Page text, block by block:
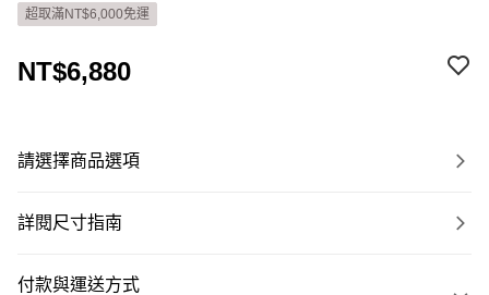
超取滿NT$6,000免運
NT$6,880
請選擇商品選項
詳閱尺寸指南
付款與運送方式